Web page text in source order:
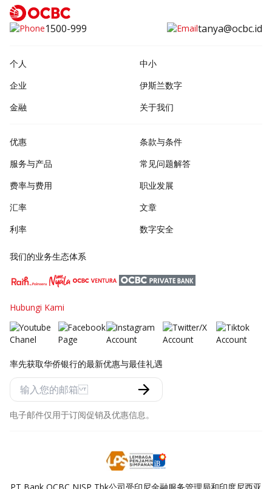
1500-999 tanya@ocbc.id
个人
中小
企业
伊斯兰数字
金融
关于我们
优惠
服务与产品
费率与费用
汇率
利率
条款与条件
常见问题解答
职业发展
文章
数字安全
我们的业务生态体系
Hubungi Kami
率先获取华侨银行的最新优惠与最佳礼遇
电子邮件仅用于订阅促销及优惠信息。